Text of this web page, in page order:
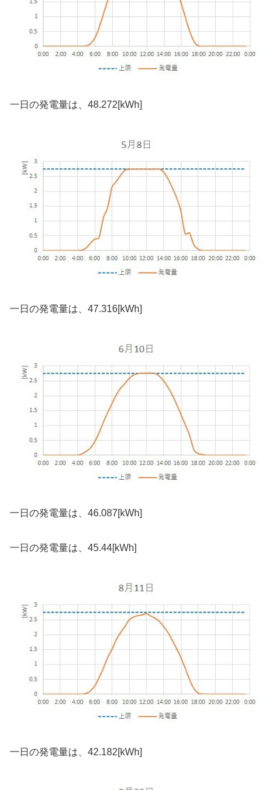
一日の発電量は、48.272[kWh]
一日の発電量は、47.316[kWh]
一日の発電量は、46.087[kWh]
一日の発電量は、45.44[kWh]
一日の発電量は、42.182[kWh]